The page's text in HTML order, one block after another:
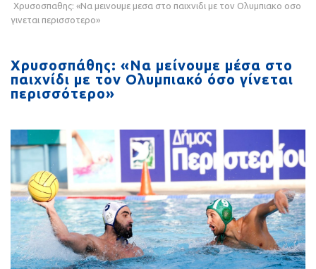
Χρυσοσπαθης: «Να μεινουμε μεσα στο παιχνιδι με τον Ολυμπιακο οσο
γινεται περισσοτερο»
Χρυσοσπάθης: «Να μείνουμε μέσα στο
παιχνίδι με τον Ολυμπιακό όσο γίνεται
περισσότερο»